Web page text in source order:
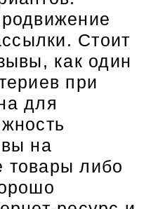
Стоит
как один
при
для
на
товары либо